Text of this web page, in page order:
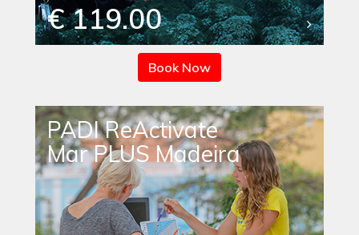
€ 119.00
Book Now
PADI ReActivate
Mar PLUS Madeira